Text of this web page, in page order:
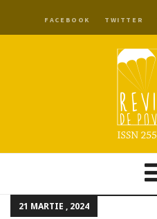
FACEBOOK TWITTER
21 MARTIE , 2024